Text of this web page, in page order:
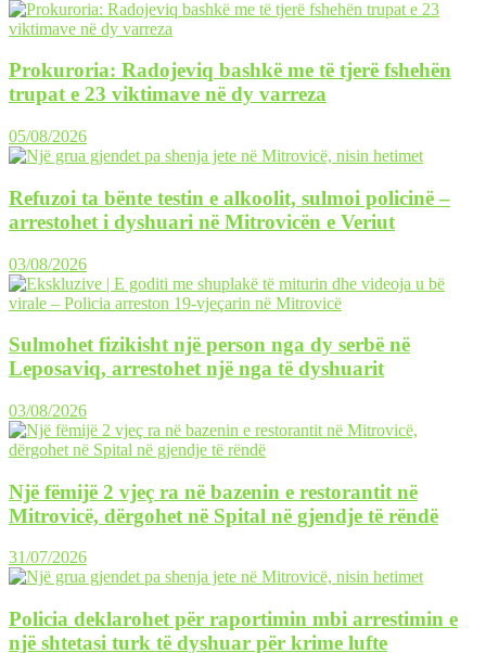
Prokuroria: Radojeviq bashkë me të tjerë fshehën
trupat e 23 viktimave në dy varreza
05/08/2026
Refuzoi ta bënte testin e alkoolit, sulmoi policinë –
arrestohet i dyshuari në Mitrovicën e Veriut
03/08/2026
Sulmohet fizikisht një person nga dy serbë në
Leposaviq, arrestohet një nga të dyshuarit
03/08/2026
Një fëmijë 2 vjeç ra në bazenin e restorantit në
Mitrovicë, dërgohet në Spital në gjendje të rëndë
31/07/2026
Policia deklarohet për raportimin mbi arrestimin e
një shtetasi turk të dyshuar për krime lufte